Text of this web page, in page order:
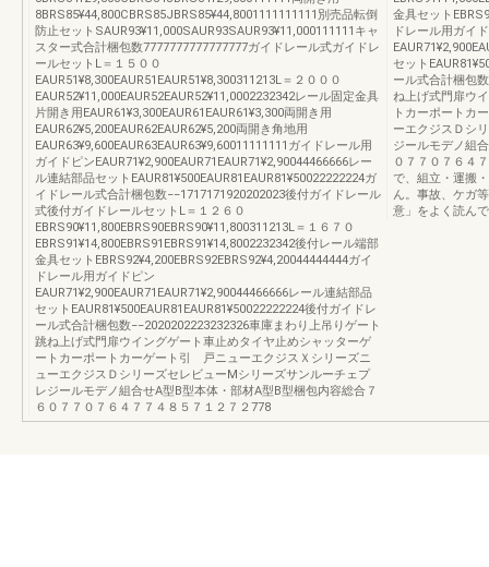
8BRS85¥44,800CBRS85JBRS85¥44,8001111111111別売品転倒
防止セットSAUR93¥11,000SAUR93SAUR93¥11,000111111キャ
スター式合計梱包数7777777777777777ガイドレール式ガイドレ
ールセットL＝１５００
EAUR51¥8,300EAUR51EAUR51¥8,300311213L＝２０００
EAUR52¥11,000EAUR52EAUR52¥11,0002232342レール固定金具
片開き用EAUR61¥3,300EAUR61EAUR61¥3,300両開き用
EAUR62¥5,200EAUR62EAUR62¥5,200両開き角地用
EAUR63¥9,600EAUR63EAUR63¥9,60011111111ガイドレール用
ガイドピンEAUR71¥2,900EAUR71EAUR71¥2,90044466666レー
ル連結部品セットEAUR81¥500EAUR81EAUR81¥50022222224ガ
イドレール式合計梱包数−−1717171920202023後付ガイドレール
式後付ガイドレールセットL＝１２６０
EBRS90¥11,800EBRS90EBRS90¥11,800311213L＝１６７０
EBRS91¥14,800EBRS91EBRS91¥14,8002232342後付レール端部
金具セットEBRS92¥4,200EBRS92EBRS92¥4,20044444444ガイ
ドレール用ガイドピン
EAUR71¥2,900EAUR71EAUR71¥2,90044466666レール連結部品
セットEAUR81¥500EAUR81EAUR81¥50022222224後付ガイドレ
ール式合計梱包数−−2020202223232326車庫まわり上吊りゲート
跳ね上げ式門扉ウイングゲート車止めタイヤ止めシャッターゲ
ートカーポートカーゲート引 戸ニューエクジスＸシリーズニ
ューエクジスＤシリーズセレビューMシリーズサンルーチェプ
レジールモデノ組合せA型B型本体・部材A型B型梱包内容総合７
６０７７０７６４７７４８５７１２７２778
金具セット
ドレール用ガイ
セット
ール式合計梱包
ね上げ式門扉ウ
トカーポートカ
ーエクジスＤシ
ジールモデノ組
０７７０７６４
で、組立・運搬
ん。事故、ケガ
意」をよく読ん